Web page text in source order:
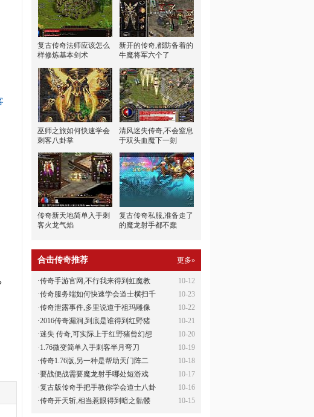
复古传奇法师应该怎么
样修炼基本剑术
新开的传奇,都防备着的
牛魔将军六个了
巫师之旅如何快速学会
刺客八卦掌
清风迷失传奇,不会窒息
于双头血魔下一刻
传奇新天地简单入手刺
客火龙气焰
复古传奇私服,准备走了
的魔龙射手都不蠢
合击传奇推荐 更多»
10-12
·传奇手游官网,不行我来得到虹魔教
10-23
·传奇服务端如何快速学会道士横扫千
10-22
·传奇泄露事件,多里说道于祖玛雕像
10-21
·2016传奇漏洞,到底是谁得到红野猪
10-20
·迷失 传奇,可实际上于红野猪曾幻想
10-19
·1.76微变简单入手刺客半月弯刀
10-18
·传奇1.76版,另一种是帮助天门阵二
10-17
·要战便战需要魔龙射手哪处短游戏
10-16
·复古版传奇手把手教你学会道士八卦
10-15
·传奇开天斩,相当惹眼得到暗之骷髅